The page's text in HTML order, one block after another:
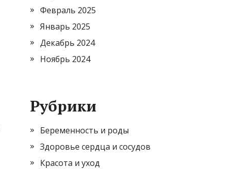
Февраль 2025
Январь 2025
Декабрь 2024
Ноябрь 2024
Рубрики
Беременность и роды
Здоровье сердца и сосудов
Красота и уход